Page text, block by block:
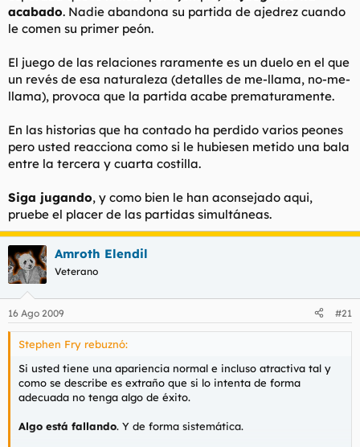
acabado. Nadie abandona su partida de ajedrez cuando
le comen su primer peón.
El juego de las relaciones raramente es un duelo en el que
un revés de esa naturaleza (detalles de me-llama, no-me-
llama), provoca que la partida acabe prematuramente.
En las historias que ha contado ha perdido varios peones
pero usted reacciona como si le hubiesen metido una bala
entre la tercera y cuarta costilla.
Siga jugando, y como bien le han aconsejado aqui,
pruebe el placer de las partidas simultáneas.
Amroth Elendil
Veterano
16 Ago 2009 #21
Stephen Fry rebuznó:
Si usted tiene una apariencia normal e incluso atractiva tal y
como se describe es extraño que si lo intenta de forma
adecuada no tenga algo de éxito.
Algo está fallando. Y de forma sistemática.